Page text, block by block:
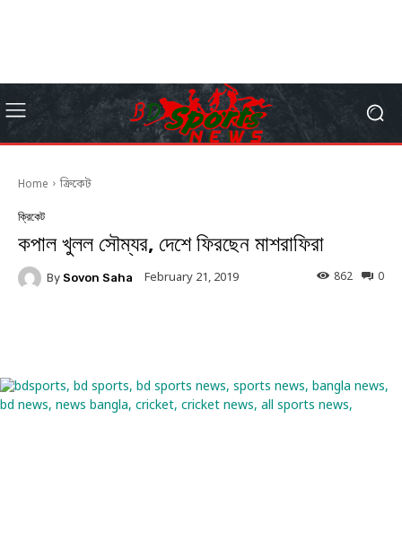
Home ক্রিকেট
ক্রিকেট
কপাল খুলল সৌম্যর, দেশে ফিরছেন মাশরাফিরা
By Sovon Saha February 21, 2019 0
862